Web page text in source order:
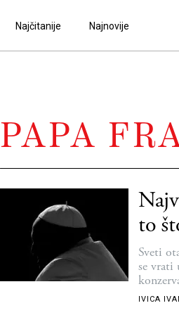
Najčitanije Najnovije
PAPA
to
Sveti
se vrati
IVICA